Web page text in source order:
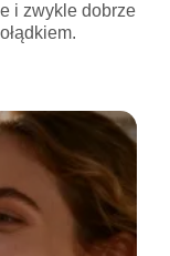
i zwykle dobrze